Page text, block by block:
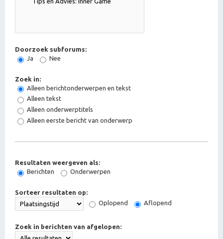
Doorzoek subforums:
Ja
Nee
Zoek in:
Alleen berichtonderwerpen en tekst
Alleen tekst
Alleen onderwerptitels
Alleen eerste bericht van onderwerp
Resultaten weergeven als:
Berichten
Onderwerpen
Sorteer resultaten op:
Oplopend
Aflopend
Zoek in berichten van afgelopen: